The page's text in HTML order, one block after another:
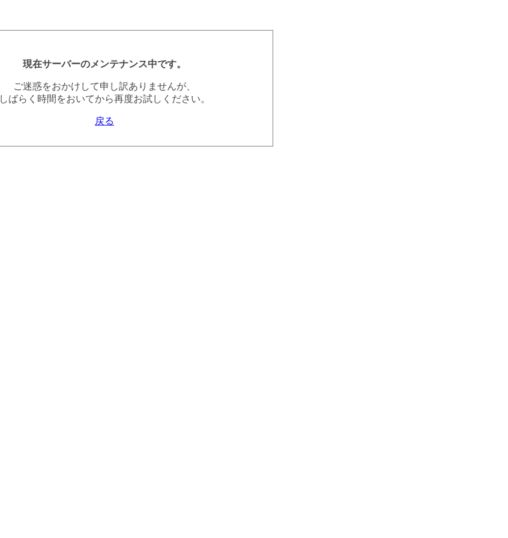
現在サーバーのメンテナンス中です。
ご迷惑をおかけして申し訳ありませんが、
しばらく時間をおいてから再度お試しください。
戻る